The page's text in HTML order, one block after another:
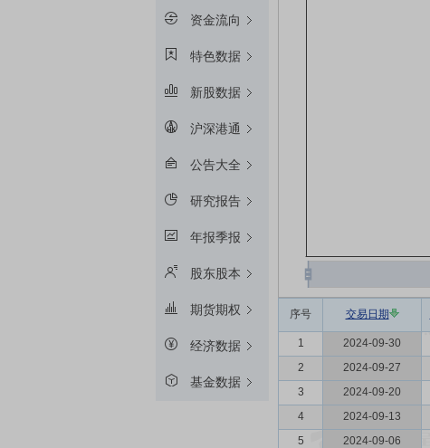
资金流向
特色数据
新股数据
沪深港通
公告大全
研究报告
年报季报
股东股本
期货期权
经济数据
基金数据
序号 交易日期
1 2024-09-30
2
2024-09-27
3
2024-09-20
4
2024-09-13
5
2024-09-06